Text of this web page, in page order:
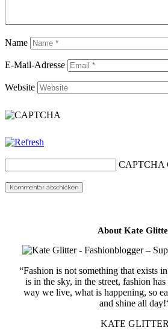
Name
E-Mail-Adresse
Website
CAPTCHA
About Kate
“Fashion is not something that exists
is in the sky, in the street, fashion
way we live, what is happening, so
and shine all
KATE GLITTER